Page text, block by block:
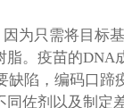
为只需将目标
。疫苗的
缺陷，编码口
佐剂以及制定